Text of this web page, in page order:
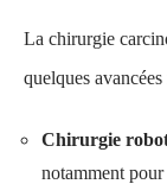
La chirurgie
quelques
Chirurgie
notamment